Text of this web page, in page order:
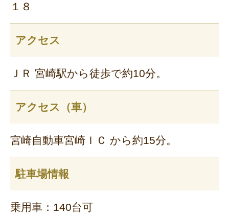
１８
アクセス
ＪＲ 宮崎駅から徒歩で約10分。
アクセス（車）
宮崎自動車宮崎ＩＣ から約15分。
駐車場情報
乗用車：140台可